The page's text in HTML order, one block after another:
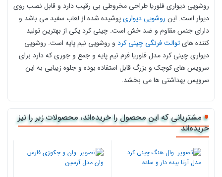
روشویی دیواری فلوریا طراحی مخروطی بی‌ رقیب دارد و قابل نصب روی
دیوار است. این روشویی دیواریپوشیده شده از لعاب سفید می باشد و
دارای جنس مقاوم و ضد خش است. چینی کرد یکی از بهترین تولید
کننده هایتوالت فرنگی چینی کرد و روشویی نیم پایه است. روشویی
دیواری چینی کرد مدل فلوریا فرم نیم پایه و جمع‌ و جوری که دارد برای
سرویس‌ های کوچک و بزرگ قابل استفاده بوده و جلوه زیبایی به این
سرویس بهداشتی‌ ها می‌ بخشد.
برای خرید روشویی دیواری چینی کرد مدل فلوریا می توانید روی گزینه
افزودن به سبد خرید کلیک کنید و سپس روی ثبت سفارش بزنید و با
ثبت نام و وارد کردن شماره موبایل مراحل ثبت آدرس را طی کنید و در
ادامه با انتخاب گزینه پرداخت در محل و یا آنلاین سفارش خود را با
مشتریانی که این محصول را خریده‌اند، محصولات زیر را نیز
خریده‌اند